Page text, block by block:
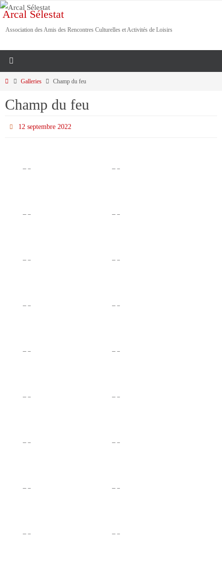
Passer
vers
Arcal Sélestat
Association des Amis des Rencontres Culturelles et Activités de Loisirs
HomeGalleries Champ du feu
Champ du feu
12 septembre 2022